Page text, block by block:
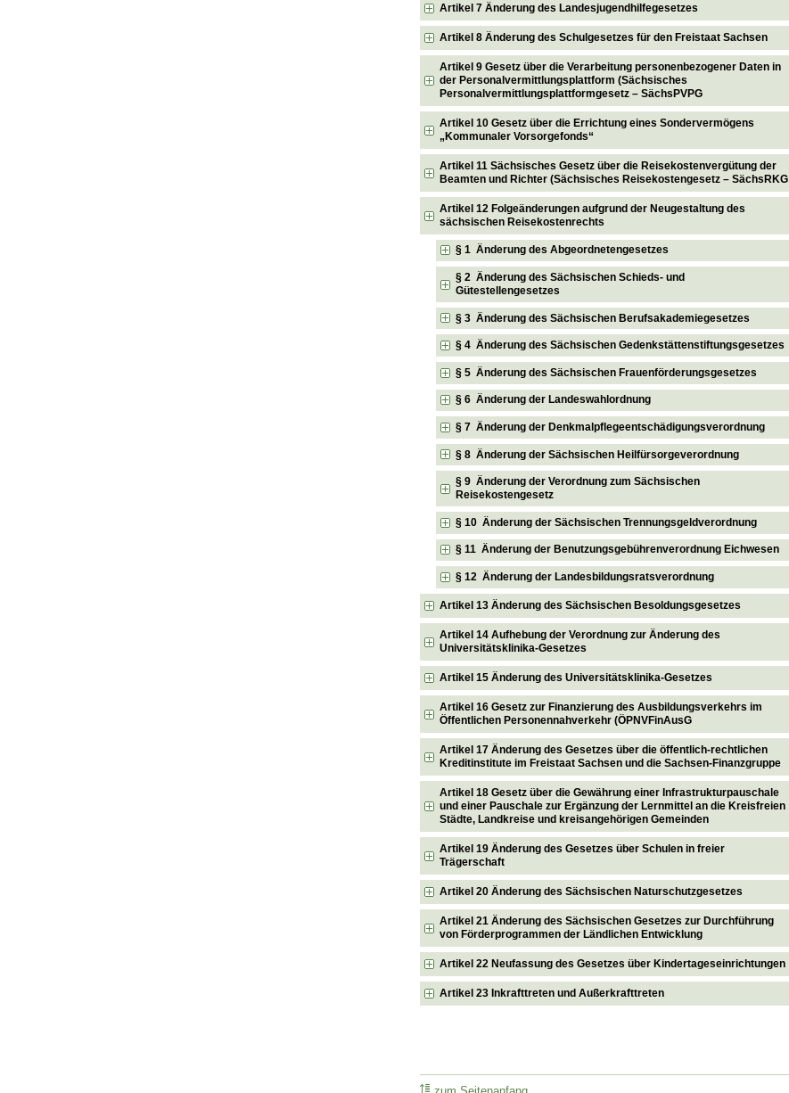
Artikel 7 Änderung des Landesjugendhilfegesetzes
Artikel 8 Änderung des Schulgesetzes für den Freistaat Sachsen
Artikel 9 Gesetz über die Verarbeitung personenbezogener Daten in
der Personalvermittlungsplattform (Sächsisches
Personalvermittlungsplattformgesetz – SächsPVPG
Artikel 10 Gesetz über die Errichtung eines Sondervermögens
„Kommunaler Vorsorgefonds“
Artikel 11 Sächsisches Gesetz über die Reisekostenvergütung der
Beamten und Richter (Sächsisches Reisekostengesetz – SächsRKG
Artikel 12 Folgeänderungen aufgrund der Neugestaltung des
sächsischen Reisekostenrechts
§ 1 Änderung des Abgeordnetengesetzes
§ 2 Änderung des Sächsischen Schieds- und
Gütestellengesetzes
§ 3 Änderung des Sächsischen Berufsakademiegesetzes
§ 4 Änderung des Sächsischen Gedenkstättenstiftungsgesetzes
§ 5 Änderung des Sächsischen Frauenförderungsgesetzes
§ 6 Änderung der Landeswahlordnung
§ 7 Änderung der Denkmalpflegeentschädigungsverordnung
§ 8 Änderung der Sächsischen Heilfürsorgeverordnung
§ 9 Änderung der Verordnung zum Sächsischen
Reisekostengesetz
§ 10 Änderung der Sächsischen Trennungsgeldverordnung
§ 11 Änderung der Benutzungsgebührenverordnung Eichwesen
§ 12 Änderung der Landesbildungsratsverordnung
Artikel 13 Änderung des Sächsischen Besoldungsgesetzes
Artikel 14 Aufhebung der Verordnung zur Änderung des
Universitätsklinika-Gesetzes
Artikel 15 Änderung des Universitätsklinika-Gesetzes
Artikel 16 Gesetz zur Finanzierung des Ausbildungsverkehrs im
Öffentlichen Personennahverkehr (ÖPNVFinAusG
Artikel 17 Änderung des Gesetzes über die öffentlich-rechtlichen
Kreditinstitute im Freistaat Sachsen und die Sachsen-Finanzgruppe
Artikel 18 Gesetz über die Gewährung einer Infrastrukturpauschale
und einer Pauschale zur Ergänzung der Lernmittel an die Kreisfreien
Städte, Landkreise und kreisangehörigen Gemeinden
Artikel 19 Änderung des Gesetzes über Schulen in freier
Trägerschaft
Artikel 20 Änderung des Sächsischen Naturschutzgesetzes
Artikel 21 Änderung des Sächsischen Gesetzes zur Durchführung
von Förderprogrammen der Ländlichen Entwicklung
Artikel 22 Neufassung des Gesetzes über Kindertageseinrichtungen
Artikel 23 Inkrafttreten und Außerkrafttreten